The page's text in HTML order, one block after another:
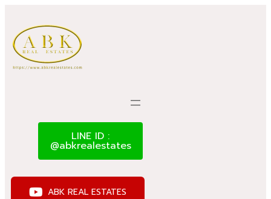
LINE ID :
@abkrealestates
ABK REAL ESTATES